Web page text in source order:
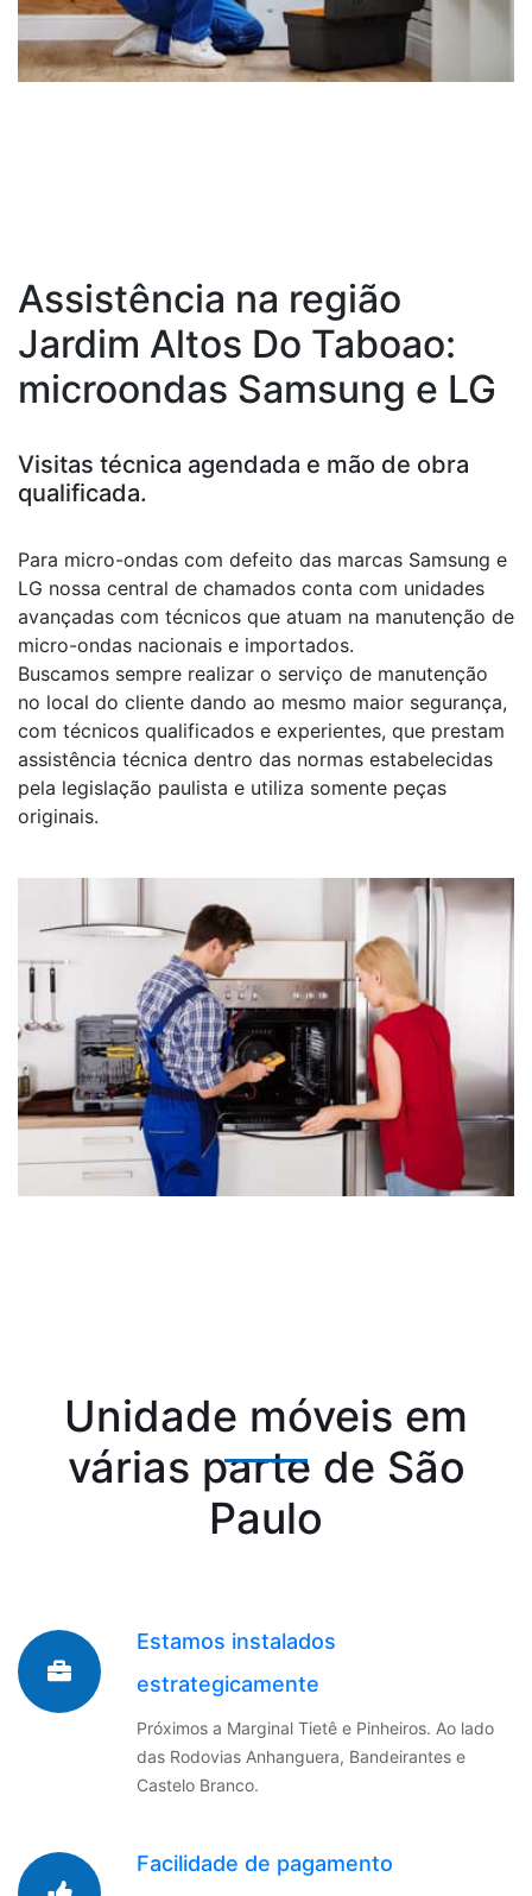
Assistência na região
Jardim Altos Do Taboao:
microondas Samsung e LG
Visitas técnica agendada e mão de obra
qualificada.
Para micro-ondas com defeito das marcas Samsung e
LG nossa central de chamados conta com unidades
avançadas com técnicos que atuam na manutenção de
micro-ondas nacionais e importados.
Buscamos sempre realizar o serviço de manutenção
no local do cliente dando ao mesmo maior segurança,
com técnicos qualificados e experientes, que prestam
assistência técnica dentro das normas estabelecidas
pela legislação paulista e utiliza somente peças
originais.
Unidade móveis em
várias parte de São
Paulo
Estamos instalados
estrategicamente
Próximos a Marginal Tietê e Pinheiros. Ao lado
das Rodovias Anhanguera, Bandeirantes e
Castelo Branco.
Facilidade de pagamento